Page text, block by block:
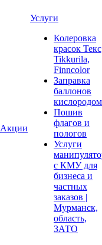
Акции
Услуги
Колеровка
красок
Tikkurila,
Finncolor
Заправка
баллонов
кислородом
Пошив
флагов и
пологов
Услуги
с КМУ для
бизнеса и
частных
заказов |
Мурманск,
область,
ЗАТО